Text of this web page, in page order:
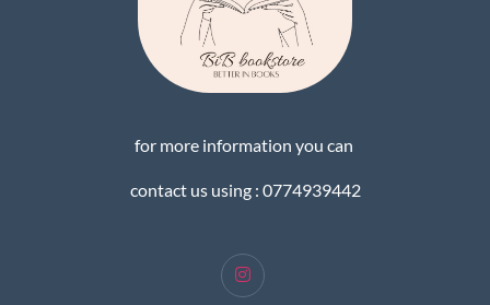
for more information you can
contact us using : 0774939442